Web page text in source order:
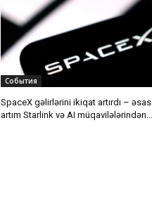
События
SpaceX gəlirlərini ikiqat artırdı – əsas
artım Starlink və AI müqavilələrindən